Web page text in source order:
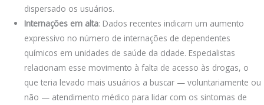
dispersado os usuários.
Internações em alta: Dados recentes indicam um aumento
expressivo no número de internações de dependentes
químicos em unidades de saúde da cidade. Especialistas
relacionam esse movimento à falta de acesso às drogas, o
que teria levado mais usuários a buscar — voluntariamente ou
não — atendimento médico para lidar com os sintomas de